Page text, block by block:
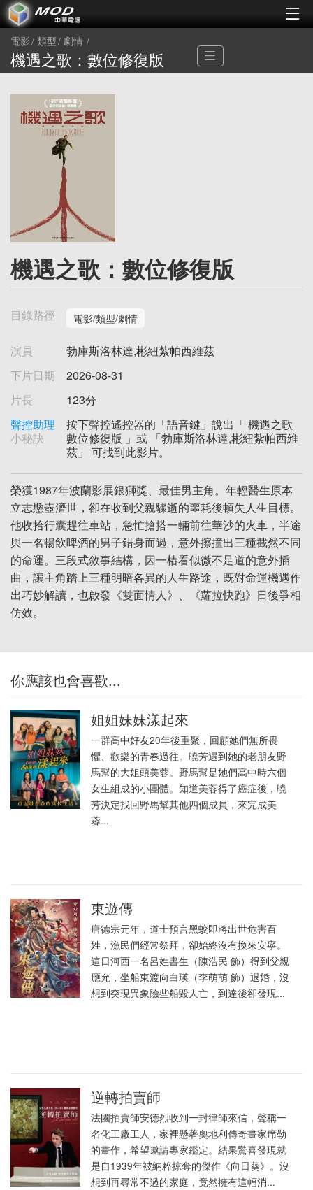
電影 類型 劇情
機遇之歌：數位修復版
機遇之歌：數位修復版
目錄路徑 電影/類型/劇情
演員
勃庫斯洛林達,彬紐紮帕西維茲
下片日期
2026-08-31
片長
123分
聲控助理
小秘訣
按下聲控遙控器的「語音鍵」說出「 機遇之歌
數位修復版 」或 「勃庫斯洛林達,彬紐紮帕西維
茲」 可找到此影片。
榮獲1987年波蘭影展銀獅獎、最佳男主角。年輕醫生原本
立志懸壺濟世，卻在收到父親驟逝的噩耗後頓失人生目標。
他收拾行囊趕往車站，急忙搶搭一輛前往華沙的火車，半途
與一名暢飲啤酒的男子錯身而過，意外擦撞出三種截然不同
的命運。三段式敘事結構，因一樁看似微不足道的意外插
曲，讓主角踏上三種明暗各異的人生路途，既對命運機遇作
出巧妙解讀，也啟發《雙面情人》、《蘿拉快跑》日後爭相
仿效。
你應該也會喜歡...
姐姐妹妹漾起來
一群高中好友20年後重聚，回顧她們無所畏
懼、歡樂的青春過往。曉芳遇到她的老朋友野
馬幫的大姐頭美蓉。野馬幫是她們高中時六個
女生組成的小團體。知道美蓉得了癌症後，曉
芳決定找回野馬幫其他四個成員，來完成美
蓉...
東遊傳
唐德宗元年，道士預言黑蛟即將出世危害百
姓，漁民們經常祭拜，卻始終沒有換來安寧。
這日河西一名呂姓書生（陳浩民 飾）得到父親
應允，坐船東渡向白瑛（李萌萌 飾）退婚，沒
想到突現異象險些船毀人亡，到達後卻發現...
逆轉拍賣師
法國拍賣師安德烈收到一封律師來信，聲稱一
名化工廠工人，家裡懸著奧地利傳奇畫家席勒
的畫作，希望邀請專家鑑定。結果驚喜發現就
是自1939年被納粹掠奪的傑作《向日葵》。沒
想到再尋常不過的家庭，竟然擁有這幅消...